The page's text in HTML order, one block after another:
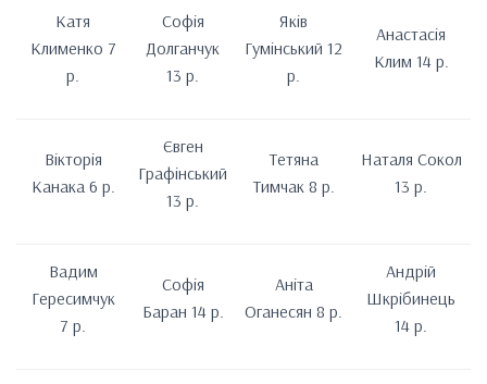
Катя
Клименко 7
р.
Софія
Долганчук
13 р.
Яків
Гумінський 12
р.
Анастасія
Клим 14 р.
Вікторія
Канака 6 р.
Євген
Графінський
13 р.
Тетяна
Тимчак 8 р.
Наталя Сокол
13 р.
Вадим
Гересимчук
7 р.
Софія
Баран 14 р.
Аніта
Оганесян 8 р.
Андрій
Шкрібинець
14 р.